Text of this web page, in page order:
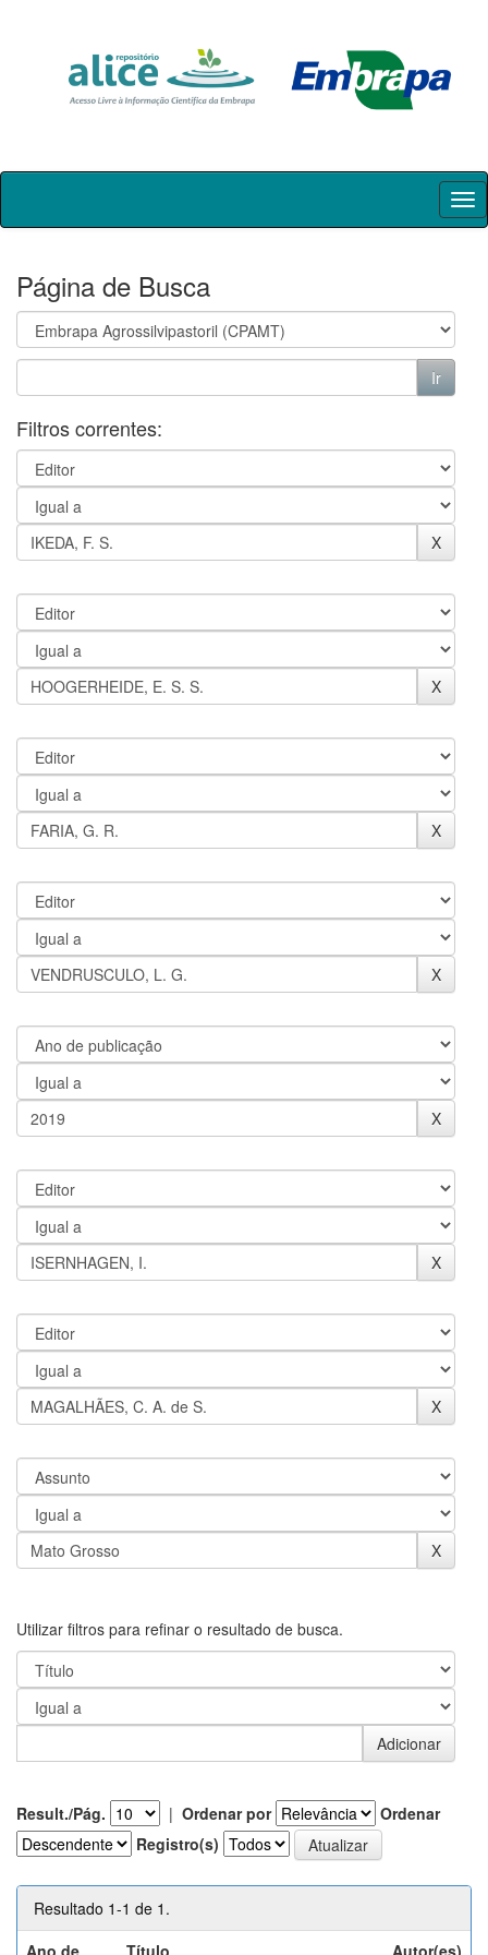
Skip
Página de Busca
Filtros correntes:
Utilizar filtros para refinar o resultado de busca.
Result./Pág. | Ordenar por
Ordenar
Registro(s)
Resultado 1-1 de 1.
Ano de
Título Autor(es)